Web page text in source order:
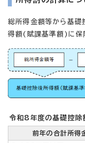
総所得金額等から基礎
得額(賦課基準額)に保
令和8年度の基礎控除
前年の合計所得